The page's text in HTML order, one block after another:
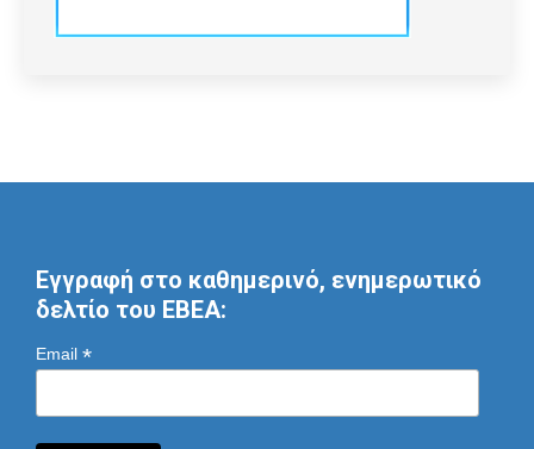
Εγγραφή στο καθημερινό, ενημερωτικό
δελτίο του ΕΒΕΑ:
Email *